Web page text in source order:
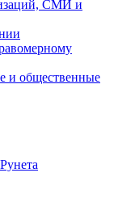
СМИ и
и общественные